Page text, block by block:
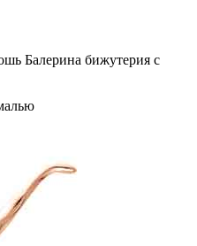
Балерина бижутерия с